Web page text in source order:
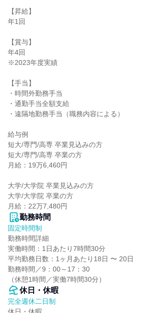
【昇給】
年1回
【賞与】
年4回
※2023年度実績
【手当】
・時間外勤務手当
・通勤手当全額支給
・遠隔地勤務手当（職務内容による）
給与例
短大/専門/高専 卒業見込みの方
短大/専門/高専 卒業の方
月給：19万6,460円
大学/大学院 卒業見込みの方
大学/大学院 卒業の方
月給：22万7,480円
勤務時間
固定時間制
勤務時間詳細
実働時間：1日あたり7時間30分
平均勤務日数：1ヶ月あたり18日 〜 20日
勤務時間／9：00～17：30
（休憩1時間／実働7時間30分）
休日・休暇
完全週休二日制